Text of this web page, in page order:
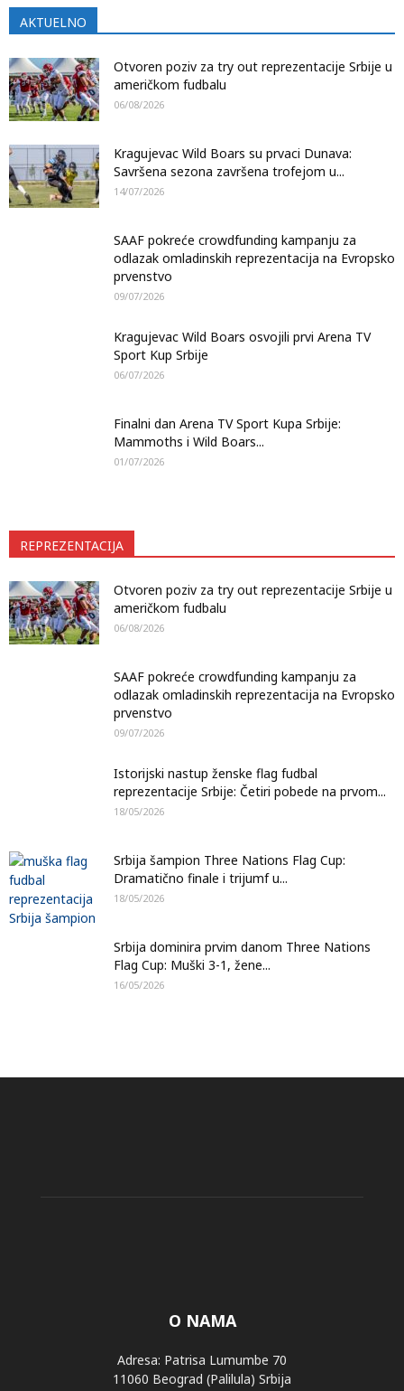
AKTUELNO
Otvoren poziv za try out reprezentacije Srbije u
američkom fudbalu
06/08/2026
Kragujevac Wild Boars su prvaci Dunava:
Savršena sezona završena trofejom u...
14/07/2026
SAAF pokreće crowdfunding kampanju za
odlazak omladinskih reprezentacija na Evropsko
prvenstvo
09/07/2026
Kragujevac Wild Boars osvojili prvi Arena TV
Sport Kup Srbije
06/07/2026
Finalni dan Arena TV Sport Kupa Srbije:
Mammoths i Wild Boars...
01/07/2026
REPREZENTACIJA
Otvoren poziv za try out reprezentacije Srbije u
američkom fudbalu
06/08/2026
SAAF pokreće crowdfunding kampanju za
odlazak omladinskih reprezentacija na Evropsko
prvenstvo
09/07/2026
Istorijski nastup ženske flag fudbal
reprezentacije Srbije: Četiri pobede na prvom...
18/05/2026
Srbija šampion Three Nations Flag Cup:
Dramatično finale i trijumf u...
18/05/2026
Srbija dominira prvim danom Three Nations
Flag Cup: Muški 3-1, žene...
16/05/2026
O NAMA
Adresa: Patrisa Lumumbe 70
11060 Beograd (Palilula) Srbija